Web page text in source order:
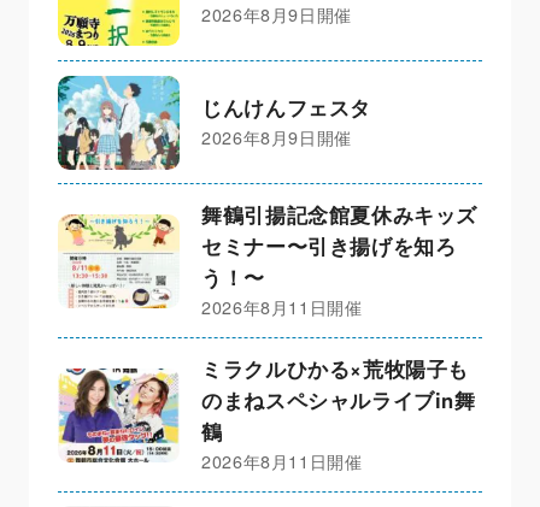
2026年8月9日開催
じんけんフェスタ
2026年8月9日開催
舞鶴引揚記念館夏休みキッズ
セミナー〜引き揚げを知ろ
う！〜
2026年8月11日開催
ミラクルひかる×荒牧陽子も
のまねスペシャルライブin舞
鶴
2026年8月11日開催